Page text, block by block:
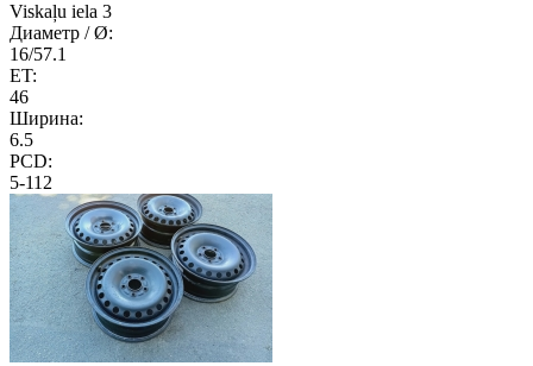
Viskaļu iela 3
Диаметр / Ø:
16/57.1
ET:
46
Ширина:
6.5
PCD:
5-112